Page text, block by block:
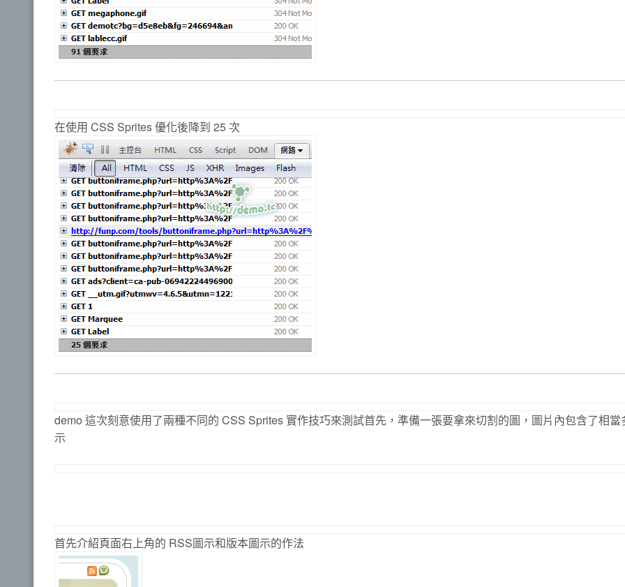
在使用 CSS Sprites 優化後降到 25 次
demo 這次刻意使用了兩種不同的 CSS Sprites 實作技巧來測試首先，準備一張要拿來切割的圖，圖片內包含了相當
示
首先介紹頁面右上角的 RSS圖示和版本圖示的作法